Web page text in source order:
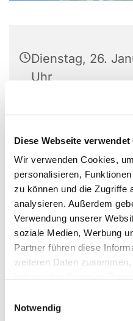
Diese Webseite verwendet
Wir verwenden Cookies,
personalisieren,
zu können und die Zugriffe
analysieren. Außerdem
Verwendung unserer
soziale Medien, Werbung
Partner führen diese
weiteren Daten
Notwendig
Dienstag, 26.
Uhr
Gemeindehaus,
Charlotte von